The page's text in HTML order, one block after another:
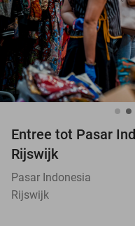
Entree tot Pasar
Rijswijk
Pasar Indonesia
Rijswijk